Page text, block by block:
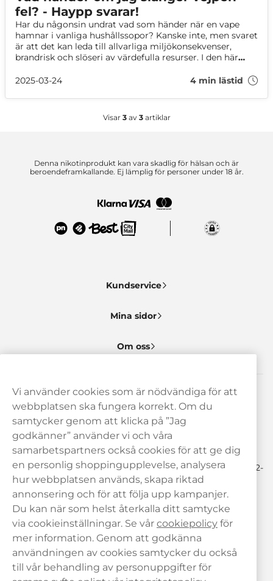
fel? - Haypp svarar!
Har du någonsin undrat vad som händer när en vape
hamnar i vanliga hushållssopor? Kanske inte, men svaret
är att det kan leda till allvarliga miljökonsekvenser,
brandrisk och slöseri av värdefulla resurser. I den här
återvinna din vape på rätt sätt!
2025-03-24 4 min lästid
Visar 3av 3 artiklar
Denna nikotinprodukt kan vara skadlig för hälsan och är
beroendeframkallande. Ej lämplig för personer under 18 år.
Behöver du hjälp? Kontakta oss gärna!
hej@haypp.com
08 517 910 97
Mån-Tor 8.00-17.00 | Fre 9.00-17.00 | (Lunchstängt må-fre 12-
13)
Kundservice
Mina sidor
Om oss
Vi använder cookies som är nödvändiga för att
webbplatsen ska fungera korrekt. Om du
samtycker genom att klicka på ”Jag
godkänner” använder vi och våra
samarbetspartners också cookies för att ge dig
en personlig shoppingupplevelse, analysera
hur webbplatsen används, skapa riktad
annonsering och för att följa upp kampanjer.
Du kan när som helst återkalla ditt samtycke
via cookieinställningar. Se vår cookiepolicy för
mer information. Genom att godkänna
användningen av cookies samtycker du också
till vår behandling av personuppgifter för